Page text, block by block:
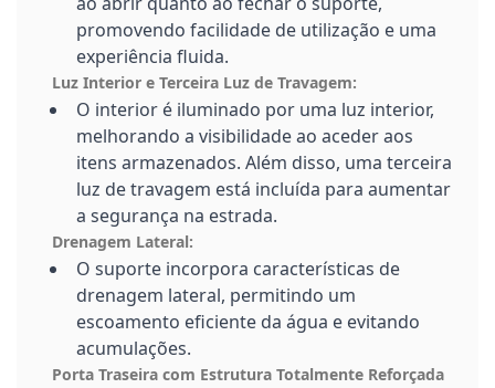
promovendo facilidade de utilização e uma
experiência fluida.
Luz Interior e Terceira Luz de Travagem:
O interior é iluminado por uma luz interior,
melhorando a visibilidade ao aceder aos
itens armazenados. Além disso, uma terceira
luz de travagem está incluída para aumentar
a segurança na estrada.
Drenagem Lateral:
O suporte incorpora características de
drenagem lateral, permitindo um
escoamento eficiente da água e evitando
acumulações.
Porta Traseira com Estrutura Totalmente Reforçada